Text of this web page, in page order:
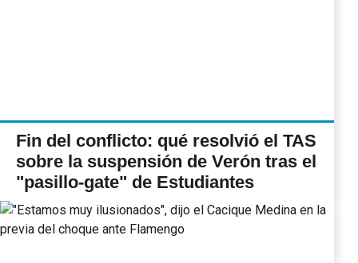
Fin del conflicto: qué resolvió el TAS
sobre la suspensión de Verón tras el
"pasillo-gate" de Estudiantes